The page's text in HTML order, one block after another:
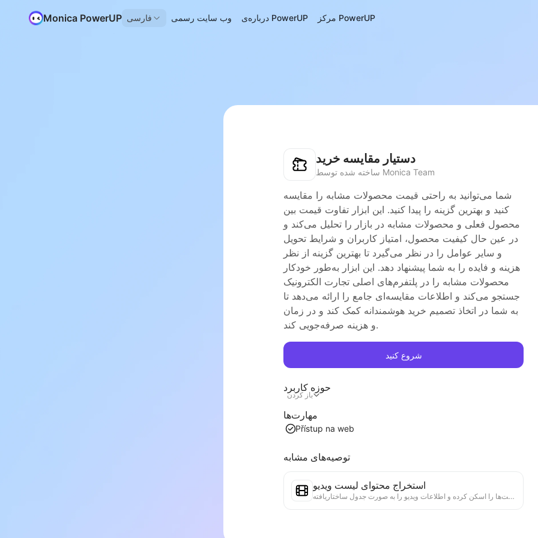
Monica PowerUP فارسی وب سایت رسمی درباره‌ی PowerUP مرکز PowerUP
دستیار مقایسه خرید
ساخته شده توسط Monica Team
شما می‌توانید به راحتی قیمت محصولات مشابه را مقایسه
کنید و بهترین گزینه را پیدا کنید. این ابزار تفاوت قیمت بین
محصول فعلی و محصولات مشابه در بازار را تحلیل می‌کند و
در عین حال کیفیت محصول، امتیاز کاربران و شرایط تحویل
و سایر عوامل را در نظر می‌گیرد تا بهترین گزینه از نظر
هزینه و فایده را به شما پیشنهاد دهد. این ابزار به‌طور خودکار
محصولات مشابه را در پلتفرم‌های اصلی تجارت الکترونیک
جستجو می‌کند و اطلاعات مقایسه‌ای جامع را ارائه می‌دهد تا
به شما در اتخاذ تصمیم خرید هوشمندانه کمک کند و در زمان
و هزینه صرفه‌جویی کند.
شروع کنید
حوزه کاربرد
باز کردن
مهارت‌ها
Přístup na web
توصیه‌های مشابه
استخراج محتوای لیست ویدیو
یک ابزار کارآمد برای استخراج محتوای ویدئویی از وب‌سایت‌ها که می‌تواند به سرعت وب‌سایت‌ها را اسکن کرده و اطلاعات ویدیو را به صورت جدول ساختاریافته Markdown سازماندهی کند.